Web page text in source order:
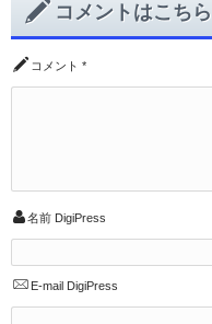
コメントはこちら
コメント *
名前 DigiPress
E-mail DigiPress